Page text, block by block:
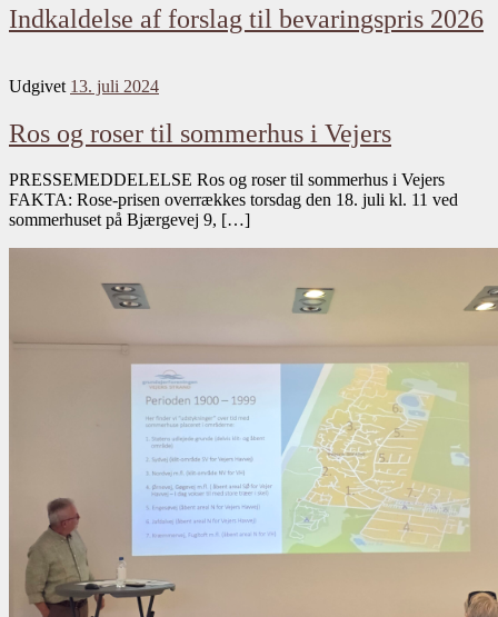
Indkaldelse af forslag til bevaringspris 2026
Udgivet 13. juli 2024
Ros og roser til sommerhus i Vejers
PRESSEMEDDELELSE Ros og roser til sommerhus i Vejers
FAKTA: Rose-prisen overrækkes torsdag den 18. juli kl. 11 ved
sommerhuset på Bjærgevej 9, […]